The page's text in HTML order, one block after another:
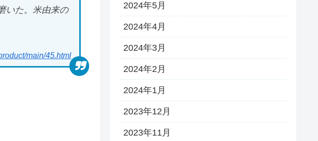
いた。米由来の
main/45.html
2024年5月
2024年4月
2024年3月
2024年2月
2024年1月
2023年12月
2023年11月